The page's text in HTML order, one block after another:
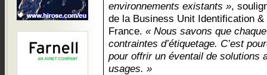
environnements existants »,
de la Business Unit Identification
France. « Nous savons que
contraintes d’étiquetage. C’est
pour offrir un éventail de solutions
usages. »